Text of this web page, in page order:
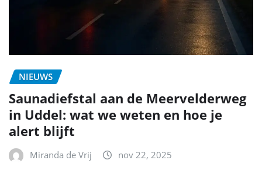
NIEUWS
Saunadiefstal aan de Meervelderweg
in Uddel: wat we weten en hoe je
alert blijft
Miranda de Vrij nov 22, 2025